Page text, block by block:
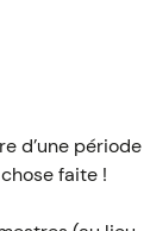
d’une période
faite !